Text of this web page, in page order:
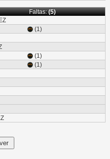
Faltas:(5)
(1)
(1)
(1)